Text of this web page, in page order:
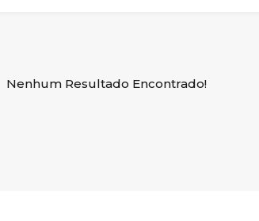
Nenhum Resultado Encontrado!